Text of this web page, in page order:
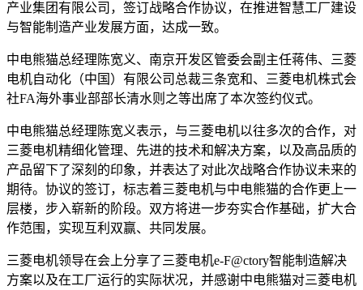
产业集团有限公司，签订战略合作协议，在推进智慧工厂建设
与智能制造产业发展方面，达成一致。
中电熊猫总经理陈宽义、南京开发区管委会副主任蒋伟、三菱
电机自动化（中国）有限公司总裁三条宽和、三菱电机株式会
社FA海外事业部部长清水则之等出席了本次签约仪式。
中电熊猫总经理陈宽义表示，与三菱电机以往多次的合作，对
三菱电机精细化管理、先进的技术和解决方案，以及高品质的
产品留下了深刻的印象，并表达了对此次战略合作协议未来的
期待。协议的签订，标志着三菱电机与中电熊猫的合作更上一
层楼，步入崭新的阶段。双方将进一步夯实合作基础，扩大合
作范围，实现互利双赢、共同发展。
三菱电机领导在会上分享了三菱电机e-F@ctory智能制造解决
方案以及在工厂运行的实际状况，并感谢中电熊猫对三菱电机